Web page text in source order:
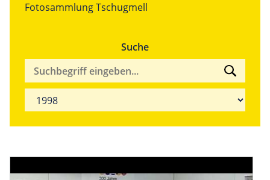
Fotosammlung Tschugmell
Suche